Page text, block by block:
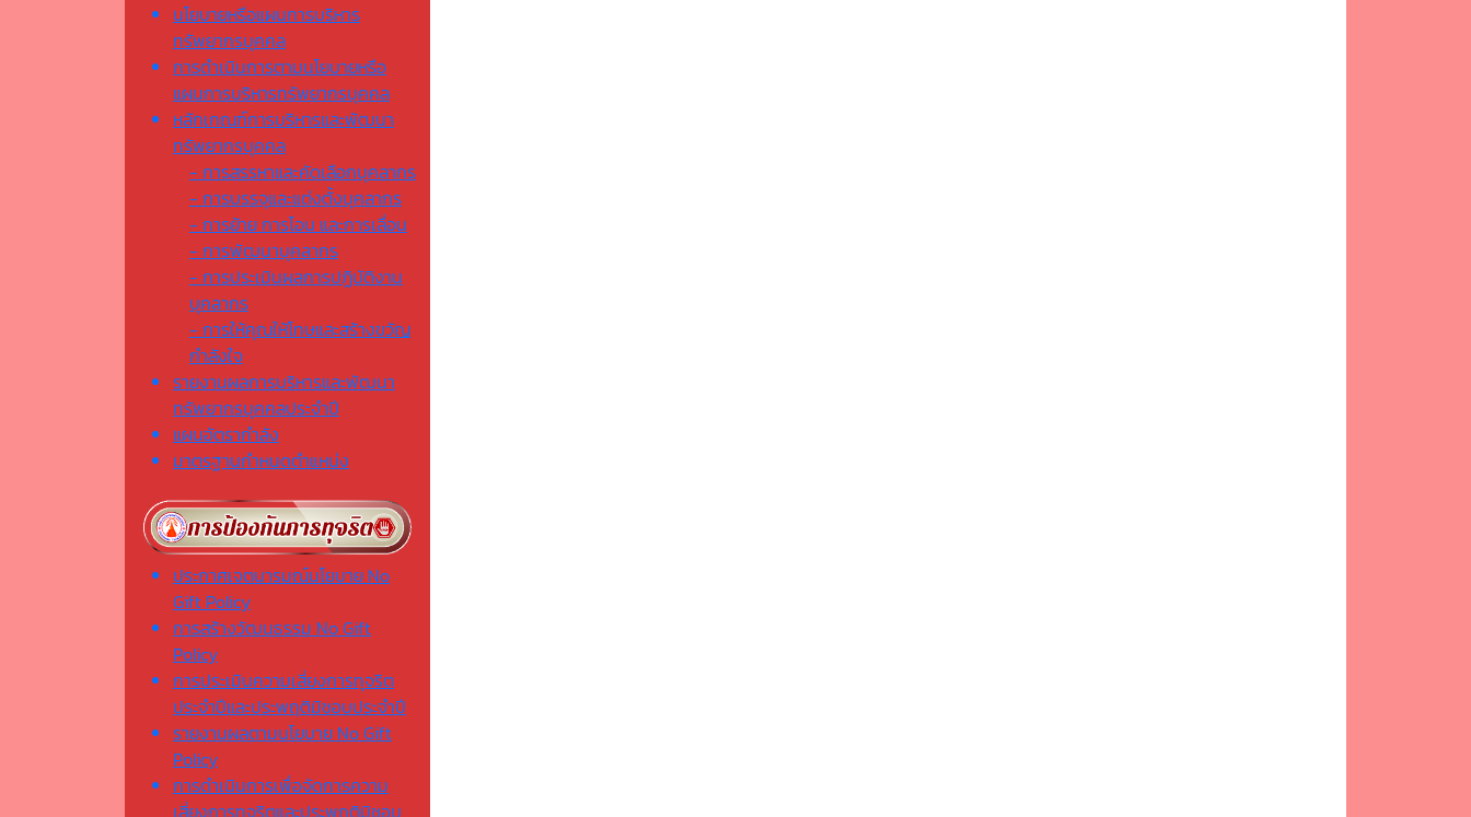
นโยบายหรือแผนการบริหาร
ทรัพยากรบุคคล
การดำเนินการตามนโยบายหรือ
แผนการบริหารทรัพยากรบุคคล
หลักเกณฑ์การบริหารและพัฒนา
ทรัพยากรบุคคล
- การสรรหาและคัดเลือกบุคลากร
- การบรรจุและแต่งตั้งบุคลากร
- การย้าย การโอน และการเลื่อน
- การพัฒนาบุคลากร
- การประเมินผลการปฏิบัติงาน
บุคลากร
- การให้คุณให้โทษและสร้างขวัญ
กำลังใจ
รายงานผลการบริหารและพัฒนา
ทรัพยากรบุคคลประจำปี
แผนอัตรากำลัง
มาตรฐานกำหนดตำแหน่ง
ประกาศเจตนารมณ์นโยบาย No
Gift Policy
การสร้างวัฒนธรรม No Gift
Policy
การประเมินความเสี่ยงการทุจริต
ประจำปีและประพฤติมิชอบประจำปี
รายงานผลตามนโยบาย No Gift
Policy
การดำเนินการเพื่อจัดการความ
เสี่ยงการทุจริตและประพฤติมิชอบ